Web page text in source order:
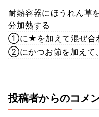
耐熱容器にほうれん草
分加熱する
①に★を加えて混ぜ合
②にかつお節を加えて
投稿者からのコメ